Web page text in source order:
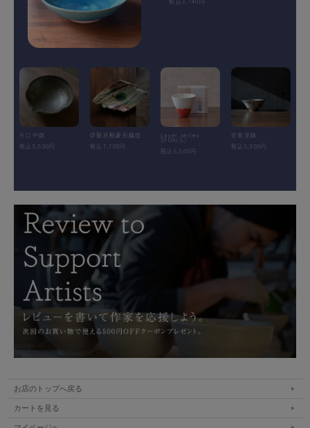
片口中鉢
税込5,500円
伊賀灰釉菱形鎬皿
税込7,700円
Layer.series
SYUKI(L)
税込5,500円
安南深鉢
税込5,500円
お店のトップへ戻る
カートを見る